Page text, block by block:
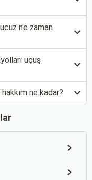
ne zaman
uçuş
ne kadar?